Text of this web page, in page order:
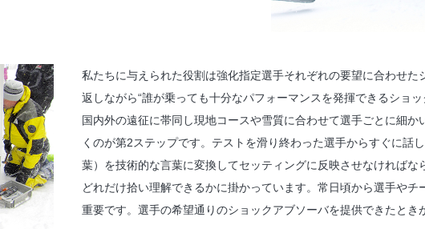
私たちに与えられた役割は強化指定選手それぞれの要望に合わせた
返しながら“誰が乗っても十分なパフォーマンスを発揮できるショ
国内外の遠征に帯同し現地コースや雪質に合わせて選手ごとに細
くのが第2ステップです。テストを滑り終わった選手からすぐに話
葉）を技術的な言葉に変換してセッティングに反映させなければ
どれだけ拾い理解できるかに掛かっています。常日頃から選手や
重要です。選手の希望通りのショックアブソーバを提供できたとき